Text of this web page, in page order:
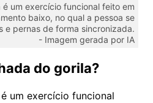
um exercício funcional feito em
baixo, no qual a pessoa se
e pernas de forma sincronizada.
- Imagem gerada por IA
do gorila?
um exercício funcional